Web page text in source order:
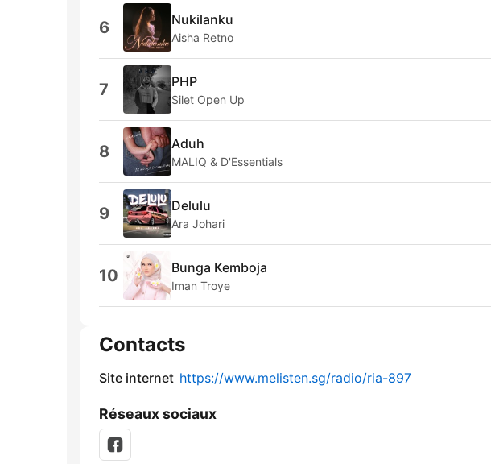
6 Nukilanku
Aisha Retno
7 PHP
Silet Open Up
8 Aduh
MALIQ & D'Essentials
9 Delulu
Ara Johari
10 Bunga Kemboja
Iman Troye
Contacts
Site internet https://www.melisten.sg/radio/ria-897
Réseaux sociaux